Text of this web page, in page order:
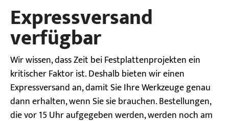
Expressversand
verfügbar
Wir wissen, dass Zeit bei Festplattenprojekten ein
kritischer Faktor ist. Deshalb bieten wir einen
Expressversand an, damit Sie Ihre Werkzeuge genau
dann erhalten, wenn Sie sie brauchen. Bestellungen,
die vor 15 Uhr aufgegeben werden, werden noch am